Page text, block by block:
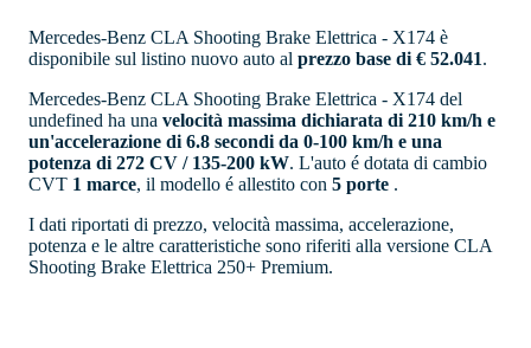
Mercedes-Benz CLA Shooting Brake Elettrica - X174 è
disponibile sul listino nuovo auto al prezzo base di € 52.041.
Mercedes-Benz CLA Shooting Brake Elettrica - X174 del
undefined ha una velocità massima dichiarata di 210 km/h e
un'accelerazione di 6.8 secondi da 0-100 km/h e una
potenza di 272 CV / 135-200 kW. L'auto é dotata di cambio
CVT 1 marce, il modello é allestito con 5 porte .
I dati riportati di prezzo, velocità massima, accelerazione,
potenza e le altre caratteristiche sono riferiti alla versione CLA
Shooting Brake Elettrica 250+ Premium.